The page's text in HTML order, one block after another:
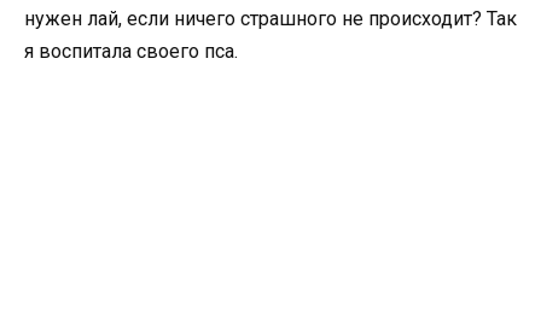
нужен лай, если ничего страшного не происходит? Так
я воспитала своего пса.